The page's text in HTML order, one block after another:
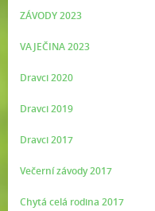
ZÁVODY 2023
VAJEČINA 2023
Dravci 2020
Dravci 2019
Dravci 2017
Večerní závody 2017
Chytá celá rodina 2017